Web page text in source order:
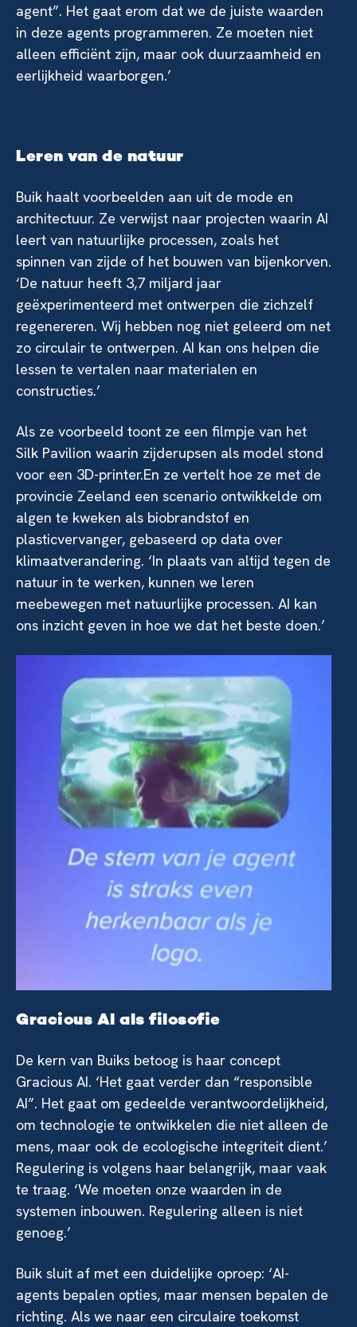
agent”. Het gaat erom dat we de juiste waarden
in deze agents programmeren. Ze moeten niet
alleen efficiënt zijn, maar ook duurzaamheid en
eerlijkheid waarborgen.’
Leren van de natuur
Buik haalt voorbeelden aan uit de mode en
architectuur. Ze verwijst naar projecten waarin AI
leert van natuurlijke processen, zoals het
spinnen van zijde of het bouwen van bijenkorven.
‘De natuur heeft 3,7 miljard jaar
geëxperimenteerd met ontwerpen die zichzelf
regenereren. Wij hebben nog niet geleerd om net
zo circulair te ontwerpen. AI kan ons helpen die
lessen te vertalen naar materialen en
constructies.’
Als ze voorbeeld toont ze een filmpje van het
Silk Pavilion waarin zijderupsen als model stond
voor een 3D-printer.En ze vertelt hoe ze met de
provincie Zeeland een scenario ontwikkelde om
algen te kweken als biobrandstof en
plasticvervanger, gebaseerd op data over
klimaatverandering. ‘In plaats van altijd tegen de
natuur in te werken, kunnen we leren
meebewegen met natuurlijke processen. AI kan
ons inzicht geven in hoe we dat het beste doen.’
Gracious AI als filosofie
De kern van Buiks betoog is haar concept
Gracious AI. ‘Het gaat verder dan “responsible
AI”. Het gaat om gedeelde verantwoordelijkheid,
om technologie te ontwikkelen die niet alleen de
mens, maar ook de ecologische integriteit dient.’
Regulering is volgens haar belangrijk, maar vaak
te traag. ‘We moeten onze waarden in de
systemen inbouwen. Regulering alleen is niet
genoeg.’
Buik sluit af met een duidelijke oproep: ‘AI-
agents bepalen opties, maar mensen bepalen de
richting. Als we naar een circulaire toekomst